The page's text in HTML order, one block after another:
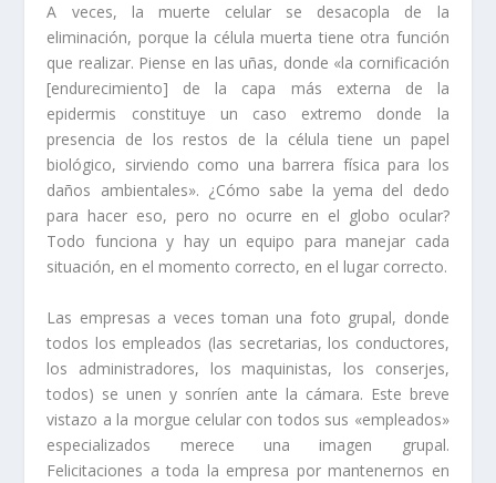
A veces, la muerte celular se desacopla de la
eliminación, porque la célula muerta tiene otra función
que realizar. Piense en las uñas, donde «la cornificación
[endurecimiento] de la capa más externa de la
epidermis constituye un caso extremo donde la
presencia de los restos de la célula tiene un papel
biológico, sirviendo como una barrera física para los
daños ambientales». ¿Cómo sabe la yema del dedo
para hacer eso, pero no ocurre en el globo ocular?
Todo funciona y hay un equipo para manejar cada
situación, en el momento correcto, en el lugar correcto.
Las empresas a veces toman una foto grupal, donde
todos los empleados (las secretarias, los conductores,
los administradores, los maquinistas, los conserjes,
todos) se unen y sonríen ante la cámara. Este breve
vistazo a la morgue celular con todos sus «empleados»
especializados merece una imagen grupal.
Felicitaciones a toda la empresa por mantenernos en